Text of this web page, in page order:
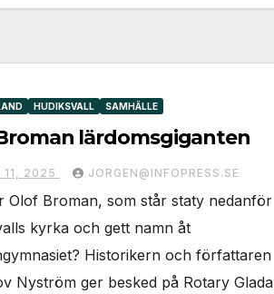
HUDIKSVALL SAMHÄLLE
lärdomsgiganten
11, 2025 JORGEN@INFOPRESS.SE
Olof Broman, som står staty nedanför
kyrka och gett namn åt
Historikern och författaren
Nyström ger besked på Rotary Glada